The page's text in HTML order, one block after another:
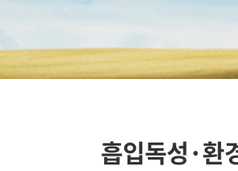
흡입독성·환